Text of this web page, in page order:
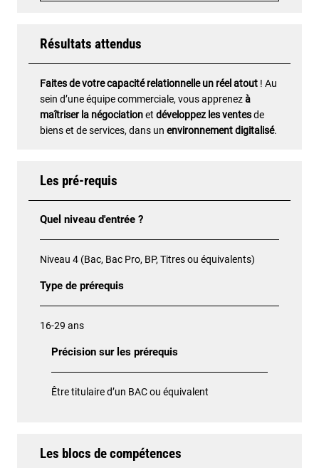
Résultats attendus
Faites de votre capacité relationnelle un réel atout ! Au
sein d’une équipe commerciale, vous apprenezà
maîtriser la négociationet développez les ventesde
biens et de services, dans un environnement digitalisé.
Les pré-requis
Quel niveau d'entrée ?
Niveau 4 (Bac, Bac Pro, BP, Titres ou équivalents)
Type de prérequis
16-29 ans
Précision sur les prérequis
Être titulaire d’un BAC ou équivalent
Les blocs de compétences